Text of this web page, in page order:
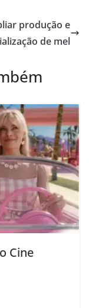
produção e
de mel
Cine